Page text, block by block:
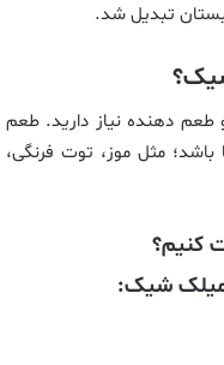
تبدیل شد.
دهنده نیاز دارید. طعم
باشد؛ مثل موز، توت فرنگی،
کنیم؟
میلک شیک: